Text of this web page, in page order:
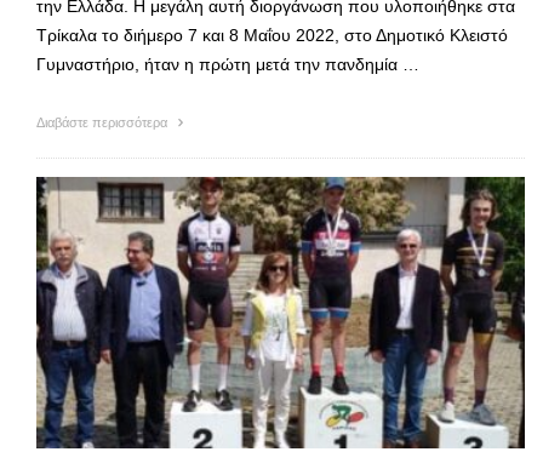
την Ελλάδα. Η μεγάλη αυτή διοργάνωση που υλοποιήθηκε στα
Τρίκαλα το διήμερο 7 και 8 Μαΐου 2022, στο Δημοτικό Κλειστό
Γυμναστήριο, ήταν η πρώτη μετά την πανδημία …
Διαβάστε περισσότερα